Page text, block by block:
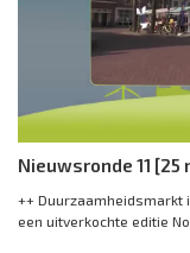
Nieuwsronde 11 [25
++ Duurzaamheidsmarkt
een uitverkochte editie